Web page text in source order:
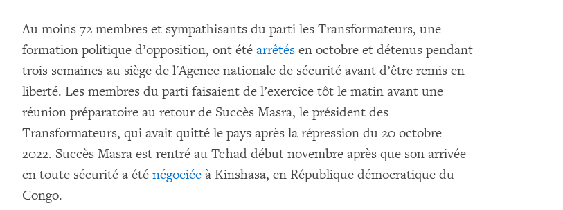
Au moins 72 membres et sympathisants du parti les Transformateurs, une
formation politique d’opposition, ont étéarrêtés en octobre et détenus pendant
trois semaines au siège de l'Agence nationale de sécurité avant d’être remis en
liberté. Les membres du parti faisaient de l’exercice tôt le matin avant une
réunion préparatoire au retour de Succès Masra, le président des
Transformateurs, qui avait quitté le pays après la répression du 20 octobre
2022. Succès Masra est rentré au Tchad début novembre après que son arrivée
en toute sécurité a éténégociée à Kinshasa, en République démocratique du
Congo.